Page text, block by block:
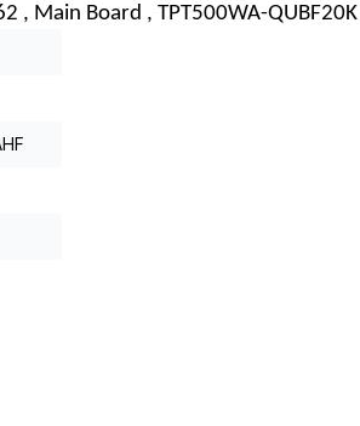
, Main Board , TPT500WA-QUBF20K